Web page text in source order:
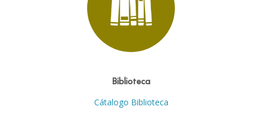
Biblioteca
Cátalogo Biblioteca